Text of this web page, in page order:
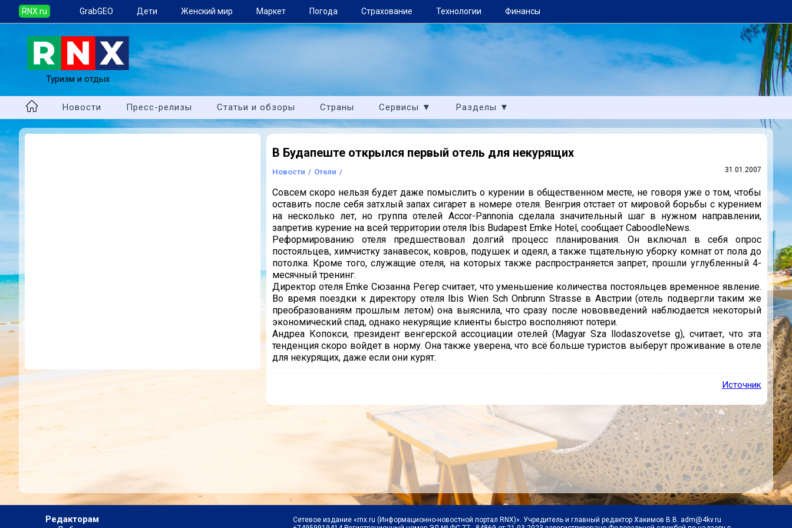
RNX.ru GrabGEO Дети Женский мир Маркет Погода Страхование Технологии Финансы
Туризм и отдых
Новости Пресс-релизы Статьи и обзоры Страны Сервисы ▼ Разделы ▼
В Будапеште открылся первый отель для некурящих
31.01.2007
Новости / Отели /
Совсем скоро нельзя будет даже помыслить о курении в общественном месте, не говоря уже о том, чтобы
оставить после себя затхлый запах сигарет в номере отеля. Венгрия отстает от мировой борьбы с курением
на несколько лет, но группа отелей Accor-Pannonia сделала значительный шаг в нужном направлении,
запретив курение на всей территории отеля Ibis Budapest Emke Hotel, сообщает CaboodleNews.
Реформированию отеля предшествовал долгий процесс планирования. Он включал в себя опрос
постояльцев, химчистку занавесок, ковров, подушек и одеял, а также тщательную уборку комнат от пола до
потолка. Кроме того, служащие отеля, на которых также распространяется запрет, прошли углубленный 4-
месячный тренинг.
Директор отеля Emke Сюзанна Регер считает, что уменьшение количества постояльцев временное явление.
Во время поездки к директору отеля Ibis Wien Sch Onbrunn Strasse в Австрии (отель подвергли таким же
преобразованиям прошлым летом) она выяснила, что сразу после нововведений наблюдается некоторый
экономический спад, однако некурящие клиенты быстро восполняют потери.
Андреа Копокси, президент венгерской ассоциации отелей (Magyar Sza llodaszovetse g), считает, что эта
тенденция скоро войдет в норму. Она также уверена, что всё больше туристов выберут проживание в отеле
для некурящих, даже если они курят.
Источник
Редакторам
Сетевое издание «rnx.ru (Информационно-новостной портал RNX)». Учредитель и главный редактор Хакимов В.В. adm@4kv.ru